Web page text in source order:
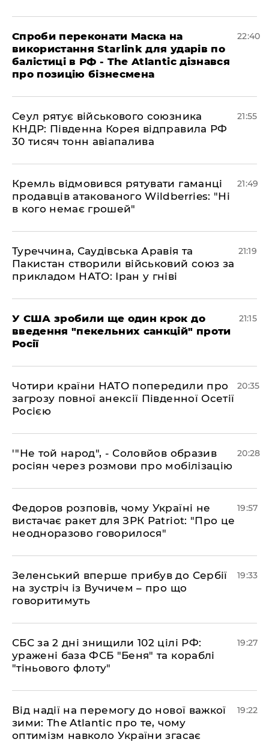
​Спроби переконати Маска на
використання Starlink для ударів по
балістиці в РФ - The Atlantic дізнався
про позицію бізнесмена
22:40
​Сеул рятує військового союзника
КНДР: Південна Корея відправила РФ
30 тисяч тонн авіапалива
21:55
​Кремль відмовився рятувати гаманці
продавців атакованого Wildberries: "Ні
в кого немає грошей"
21:49
​Туреччина, Саудівська Аравія та
Пакистан створили військовий союз за
прикладом НАТО: Іран у гніві
21:19
​У США зробили ще один крок до
введення "пекельних санкцій" проти
Росії
21:15
​Чотири країни НАТО попередили про
загрозу повної анексії Південної Осетії
Росією
20:35
​'"Не той народ", - Соловйов образив
росіян через розмови про мобілізацію
20:28
​Федоров розповів, чому Україні не
вистачає ракет для ЗРК Patriot: "Про це
неодноразово говорилося"
19:57
​Зеленський вперше прибув до Сербії
на зустріч із Вучичем – про що
говоритимуть
19:33
​СБС за 2 дні знищили 102 цілі РФ:
уражені база ФСБ "Беня" та кораблі
"тіньового флоту"
19:27
​Від надії на перемогу до нової важкої
зими: The Atlantic про те, чому
оптимізм навколо України згасає
19:22